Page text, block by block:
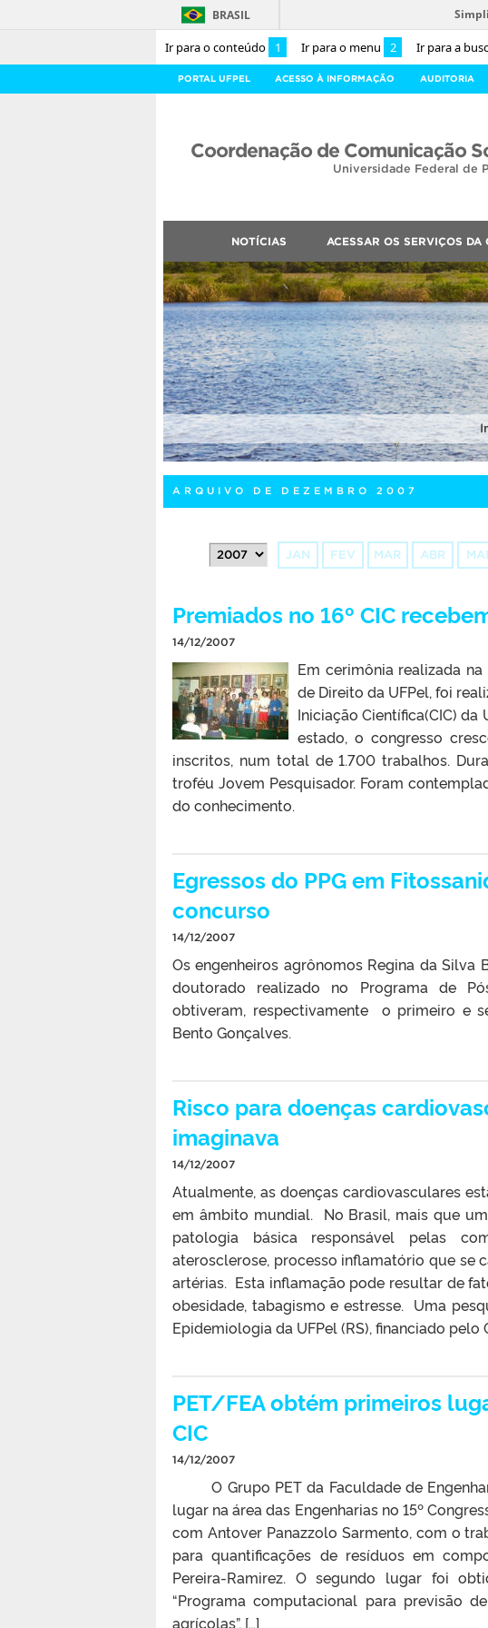
Ir para o conteúdo 1 Ir para o menu 2 Ir para a
BRASIL
PORTAL UFPEL ACESSO À INFORMAÇÃO AUDITORIA
Coordenação de Comunicação
Universidade Federal de
NOTÍCIAS ACESSAR OS SERVIÇOS DA
ARQUIVO DE DEZEMBRO 2007
JAN FEV MAR ABR MAI
Premiados no 16º CIC
14/12/2007
Em cerimônia realizada
de Direito da UFPel, foi
Iniciação Científica(CIC)
estado, o congresso
inscritos, num total de 1.700 trabalhos.
troféu Jovem Pesquisador. Foram
do conhecimento.
Egressos do PPG em
concurso
14/12/2007
Os engenheiros agrônomos Regina da
doutorado realizado no Programa de
obtiveram, respectivamente o primeiro e
Bento Gonçalves.
Risco para doenças
imaginava
14/12/2007
Atualmente, as doenças cardiovasculares
em âmbito mundial. No Brasil, mais que
patologia básica responsável pelas
aterosclerose, processo inflamatório que se
artérias. Esta inflamação pode resultar de
obesidade, tabagismo e estresse. Uma
Epidemiologia da UFPel (RS), financiado pelo
PET/FEA obtém primeiros
CIC
14/12/2007
O Grupo PET da Faculdade de
lugar na área das Engenharias no 15º
com Antover Panazzolo Sarmento, com o
para quantificações de resíduos em
Pereira-Ramirez. O segundo lugar foi
“Programa computacional para previsão
agrícolas”, […]